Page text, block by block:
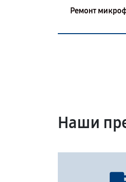
Ремонт
Наши